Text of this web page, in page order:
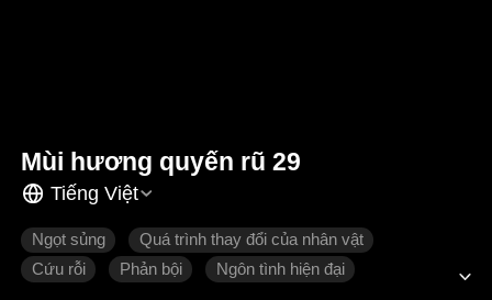
Mùi hương quyến rũ 29
Tiếng Việt
Ngọt sủng
Quá trình thay đổi của nhân vật
Cứu rỗi
Phản bội Ngôn tình hiện đại